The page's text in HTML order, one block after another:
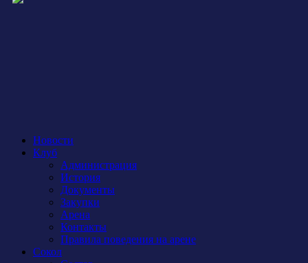
Новости
Клуб
Администрация
История
Документы
Закупки
Арена
Контакты
Правила поведения на арене
Сокол